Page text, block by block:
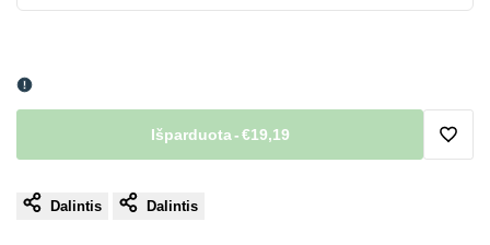
Išparduota-€19,19
Dalintis Dalintis